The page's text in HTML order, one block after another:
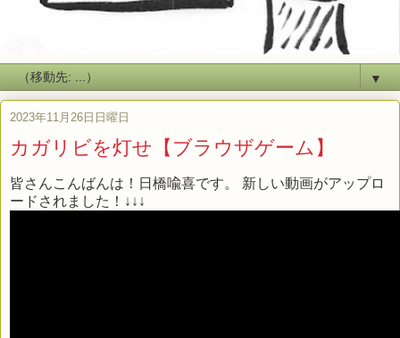
▼
2023年11月26日日曜日
カガリビを灯せ【ブラウザゲーム】
皆さんこんばんは！日橋喩喜です。 新しい動画がアップロ
ードされました！↓↓↓